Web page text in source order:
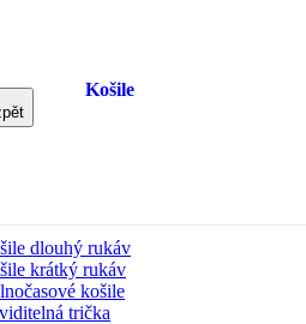
Košile
dlouhý rukáv
krátký rukáv
košile
trička